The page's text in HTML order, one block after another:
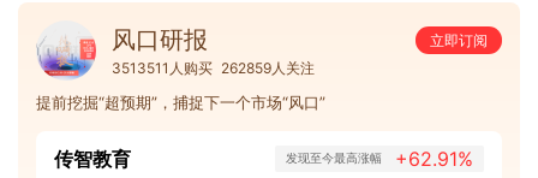
风口研报
立即订阅
3513511人购买 262859人关注
提前挖掘“超预期”，捕捉下一个市场“风口”
传智教育 发现至今最高涨幅 +62.91%